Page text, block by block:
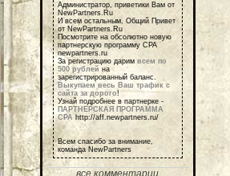
Администратор, приветики Вам от
NewPartners.Ru
И всем остальным, Общий Привет
от NewPartners.Ru
Посмотрите на обсолютно новую
партнерскую программу СРА
newpartners.ru
За регистрацию дарим всем по
500 рублей на
зарегистрированный баланс.
Выкупаем весь Ваш трафик с
сайта за дорого!
Узнай подробнее в партнерке -
ПАРТНЕРСКАЯ ПРОГРАММА
СРА http://aff.newpartners.ru/
Всем спасибо за внимание,
команда NewPartners